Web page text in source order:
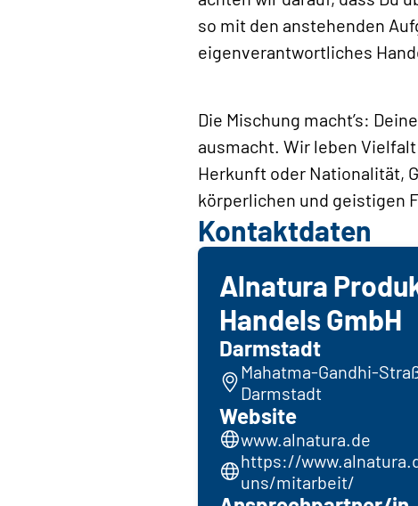
so mit den anstehenden
eigenverantwortliches
Die Mischung macht’s:
ausmacht. Wir leben
Herkunft oder Nationalität,
körperlichen und geistigen
Kontaktdaten
Alnatura
Handels GmbH
Darmstadt
Mahatma-Gandhi-
Darmstadt
Website
www.alnatura.de
https://
uns/mitarbeit/